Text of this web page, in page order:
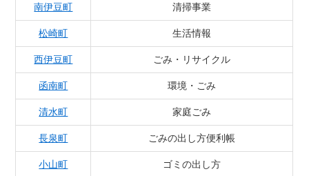
南伊豆町 清掃事業
松崎町 生活情報
西伊豆町 ごみ・リサイクル
函南町 環境・ごみ
清水町 家庭ごみ
長泉町 ごみの出し方便利帳
小山町 ゴミの出し方